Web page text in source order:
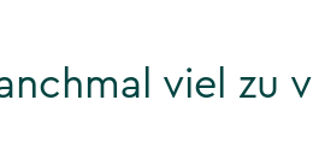
viel zu